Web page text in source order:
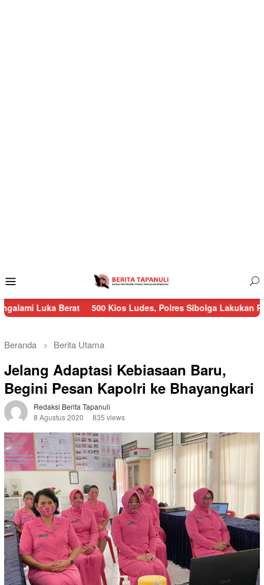
Mobile
500 Kios Ludes, Polres Sibolga Lakukan Pengamanan
Beranda Berita Utama
Jelang Adaptasi Kebiasaan Baru,
Begini Pesan Kapolri ke Bhayangkari
Redaksi Berita Tapanuli
8 Agustus 2020
835 views